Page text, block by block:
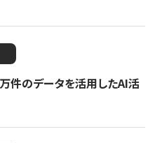
件のデータを活用したAI活